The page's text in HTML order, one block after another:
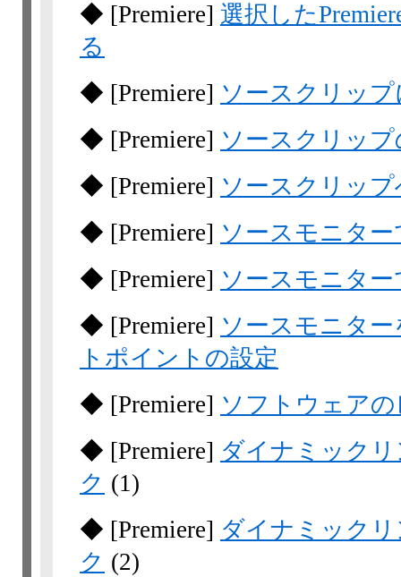
◆ [Premiere] 選択した
る
◆ [Premiere] ソースクリッ
◆ [Premiere] ソースクリッ
◆ [Premiere] ソースクリッ
◆ [Premiere] ソースモニタ
◆ [Premiere] ソースモニタ
◆ [Premiere] ソースモニタ
トポイントの設定
◆ [Premiere] ソフトウェア
◆ [Premiere] ダイナミック
ク (1)
◆ [Premiere] ダイナミック
ク (2)